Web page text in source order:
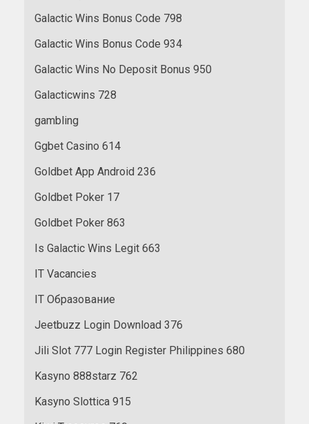
Galactic Wins Bonus Code 798
Galactic Wins Bonus Code 934
Galactic Wins No Deposit Bonus 950
Galacticwins 728
gambling
Ggbet Casino 614
Goldbet App Android 236
Goldbet Poker 17
Goldbet Poker 863
Is Galactic Wins Legit 663
IT Vacancies
IT Образование
Jeetbuzz Login Download 376
Jili Slot 777 Login Register Philippines 680
Kasyno 888starz 762
Kasyno Slottica 915